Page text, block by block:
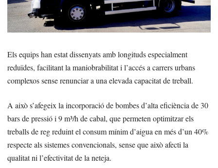
Els equips han estat dissenyats amb longituds especialment
reduïdes, facilitant la maniobrabilitat i l’accés a carrers urbans
complexos sense renunciar a una elevada capacitat de treball.
A això s’afegeix la incorporació de bombes d’alta eficiència de 30
bars de pressió i 9 m³/h de cabal, que permeten optimitzar els
treballs de reg reduint el consum mínim d’aigua en més d’un 40%
respecte als sistemes convencionals, sense que això afecti la
qualitat ni l’efectivitat de la neteja.